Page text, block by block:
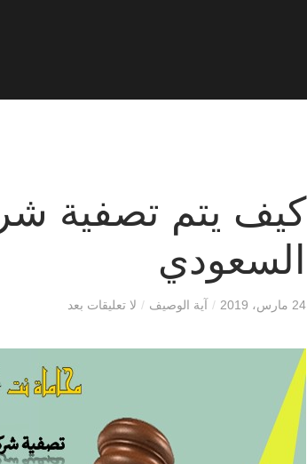
كيف يتم تصفية
السعودي
24 مارس، 2019 / آية الوصيف / لا تعليقات بعد